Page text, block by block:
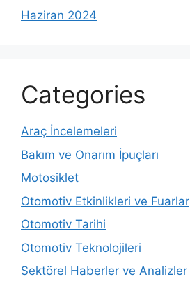
Haziran 2024
Categories
Araç İncelemeleri
Bakım ve Onarım İpuçları
Motosiklet
Otomotiv Etkinlikleri ve Fuarlar
Otomotiv Tarihi
Otomotiv Teknolojileri
Sektörel Haberler ve Analizler